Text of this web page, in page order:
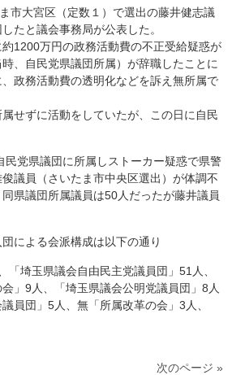
市大宮区（定数１）で選出の藤井健志議
たと議会事務局が公表した。
1200万円の政務活動費の不正受給疑惑が
、自民党県議団所属）が辞職したことに
政務活動費の透明化などを訴え無所属で
せずに活動をしていたが、この日に自民
党県議団に所属しストーカー疑惑で県警
議員（さいたま市中央区選出）が体調不
県議団所属議員は50人だったが藤井議員
による会派構成は以下の通り
「埼玉県議会自由民主党議員団」51人、
会」9人、「埼玉県議会公明党議員団」8人
員団」5人、無「所属改革の会」3人、
次のページ »